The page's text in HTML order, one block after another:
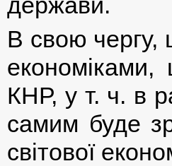
В свою чергу,
економіками,
КНР, у т. ч. в
самим буде
світової